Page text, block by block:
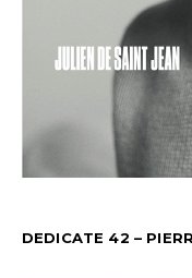
DEDICATE 42 –